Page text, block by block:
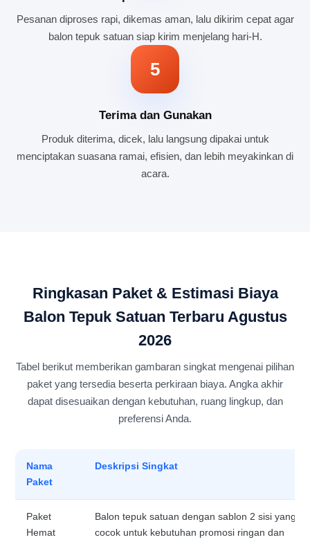
Pesanan diproses rapi, dikemas aman, lalu dikirim cepat agar
balon tepuk satuan siap kirim menjelang hari-H.
5
Terima dan Gunakan
Produk diterima, dicek, lalu langsung dipakai untuk
menciptakan suasana ramai, efisien, dan lebih meyakinkan di
acara.
Ringkasan Paket & Estimasi Biaya
Balon Tepuk Satuan Terbaru Agustus
2026
Tabel berikut memberikan gambaran singkat mengenai pilihan
paket yang tersedia beserta perkiraan biaya. Angka akhir
dapat disesuaikan dengan kebutuhan, ruang lingkup, dan
preferensi Anda.
Nama
Paket
Deskripsi Singkat
Paket
Hemat
Balon tepuk satuan dengan sablon 2 sisi yang
cocok untuk kebutuhan promosi ringan dan